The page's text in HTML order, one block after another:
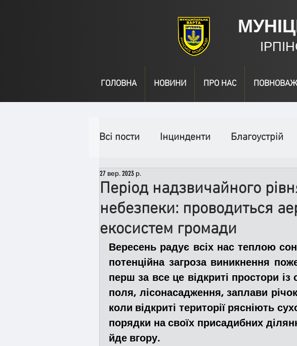
ГОЛОВНА НОВИНИ ПРО НАС
Всі пости Інцинденти Благоустрій
День народження
Надзвичайні заходи
Медицина Новини ДТП
Адмінпротокол Свята Поліція
Війна
Період надзвичайного
небезпеки: проводиться
екосистем громади
27 вер. 2023 р.
Вересень радує всіх нас теплою
потенційна загроза виникнення
перш за все це відкриті простори
поля, лісонасадження, заплави
коли відкриті території рясніють
порядки на своїх присадибних
йде вгору.